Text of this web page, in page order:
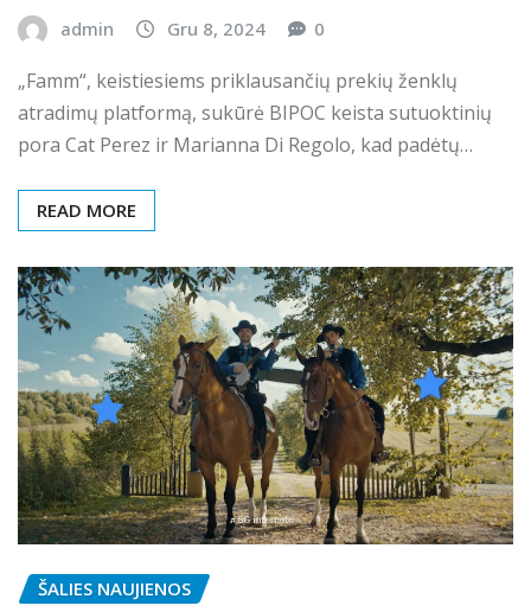
admin Gru 8, 2024 0
„Famm“, keistiesiems priklausančių prekių ženklų
atradimų platformą, sukūrė BIPOC keista sutuoktinių
pora Cat Perez ir Marianna Di Regolo, kad padėtų…
READ MORE
ŠALIES NAUJIENOS